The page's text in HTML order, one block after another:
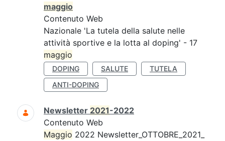
maggio
Contenuto Web
Nazionale 'La tutela della salute nelle
attività sportive e la lotta al doping' - 17
maggio
DOPING SALUTE
TUTELA
ANTI-DOPING
Newsletter 2021-2022
Contenuto Web
Maggio 2022 Newsletter_OTTOBRE_2021_